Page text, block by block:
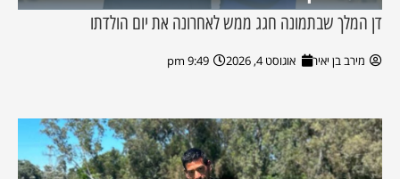
דן המלך שבתמונה חגג ממש לאחרונה את יום הולדתו
מירב בן יאיר אוגוסט 4, 2026 9:49 pm